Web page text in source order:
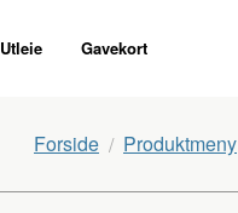
Utleie Gavekort
Forside Produktmeny